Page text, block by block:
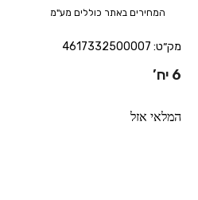
המחירים באתר כוללים מע"מ
מק״ט: 4617332500007
6 יח’
המלאי אזל